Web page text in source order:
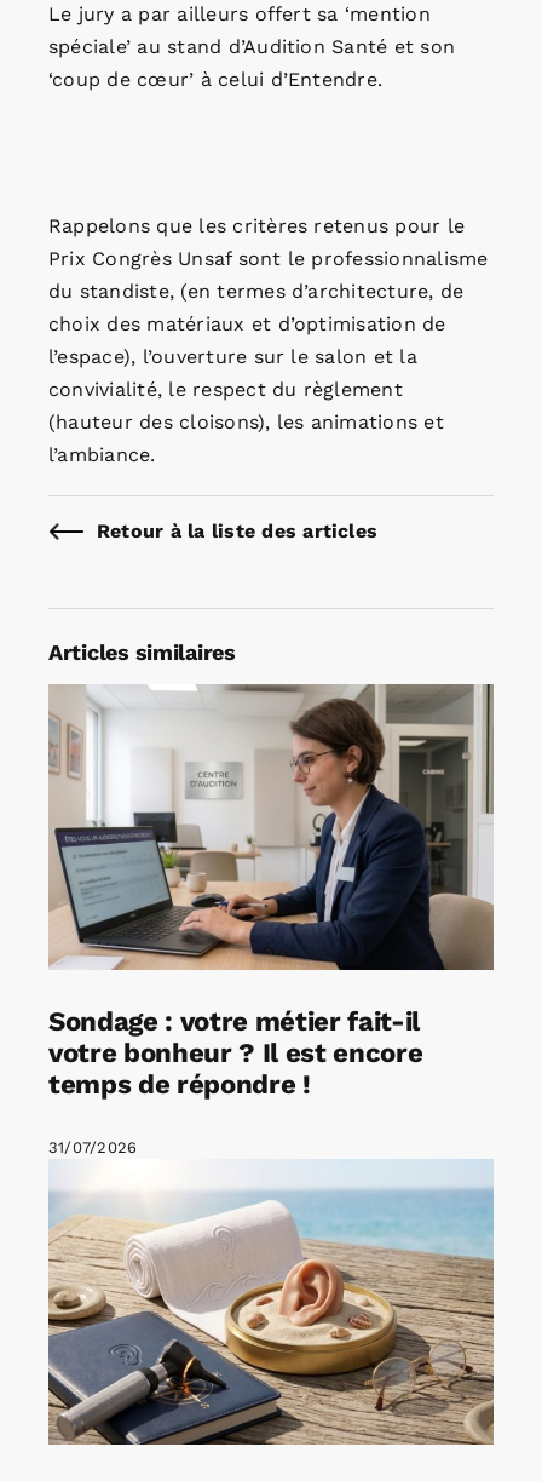
Le jury a par ailleurs offert sa ‘mention
spéciale’ au stand d’Audition Santé et son
‘coup de cœur’ à celui d’Entendre.
Rappelons que les critères retenus pour le
Prix Congrès Unsaf sont le professionnalisme
du standiste, (en termes d’architecture, de
choix des matériaux et d’optimisation de
l’espace), l’ouverture sur le salon et la
convivialité, le respect du règlement
(hauteur des cloisons), les animations et
l’ambiance.
Retour à la liste des articles
Articles similaires
Sondage : votre métier fait-il
votre bonheur ? Il est encore
temps de répondre !
31/07/2026